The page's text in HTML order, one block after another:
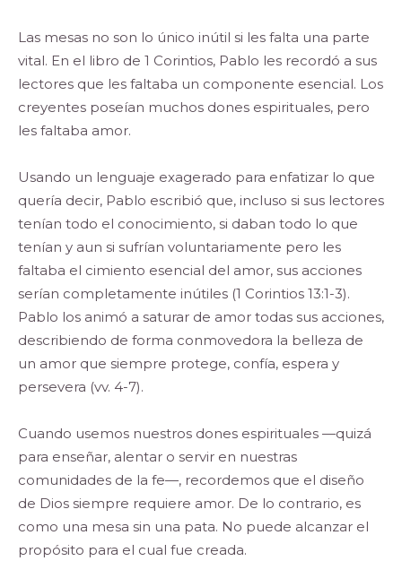
Las mesas no son lo único inútil si les falta una parte
vital. En el libro de 1 Corintios, Pablo les recordó a sus
lectores que les faltaba un componente esencial. Los
creyentes poseían muchos dones espirituales, pero
les faltaba amor.
Usando un lenguaje exagerado para enfatizar lo que
quería decir, Pablo escribió que, incluso si sus lectores
tenían todo el conocimiento, si daban todo lo que
tenían y aun si sufrían voluntariamente pero les
faltaba el cimiento esencial del amor, sus acciones
serían completamente inútiles (1 Corintios 13:1-3).
Pablo los animó a saturar de amor todas sus acciones,
describiendo de forma conmovedora la belleza de
un amor que siempre protege, confía, espera y
persevera (vv. 4-7).
Cuando usemos nuestros dones espirituales —quizá
para enseñar, alentar o servir en nuestras
comunidades de la fe—, recordemos que el diseño
de Dios siempre requiere amor. De lo contrario, es
como una mesa sin una pata. No puede alcanzar el
propósito para el cual fue creada.